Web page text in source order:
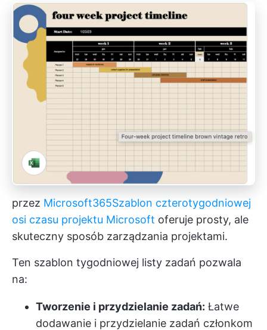
przez Microsoft365Szablon czterotygodniowej
osi czasu projektu Microsoft oferuje prosty, ale
skuteczny sposób zarządzania projektami.
Ten szablon tygodniowej listy zadań pozwala
na:
Tworzenie i przydzielanie zadań: Łatwe
dodawanie i przydzielanie zadań członkom